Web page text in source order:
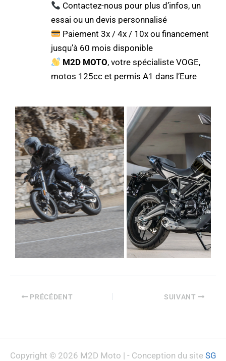
Contactez-nous pour plus d’infos, un
essai ou un devis personnalisé
Paiement 3x / 4x / 10x ou financement
jusqu’à 60 mois disponible
M2D MOTO, votre spécialiste VOGE,
motos 125cc et permis A1 dans l’Eure
PRÉCÉDENT SUIVANT
Copyright © 2026 M2D Moto | - Conception du site SG